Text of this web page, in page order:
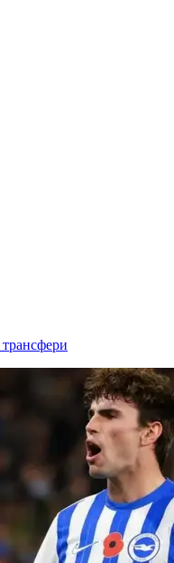
трансфери